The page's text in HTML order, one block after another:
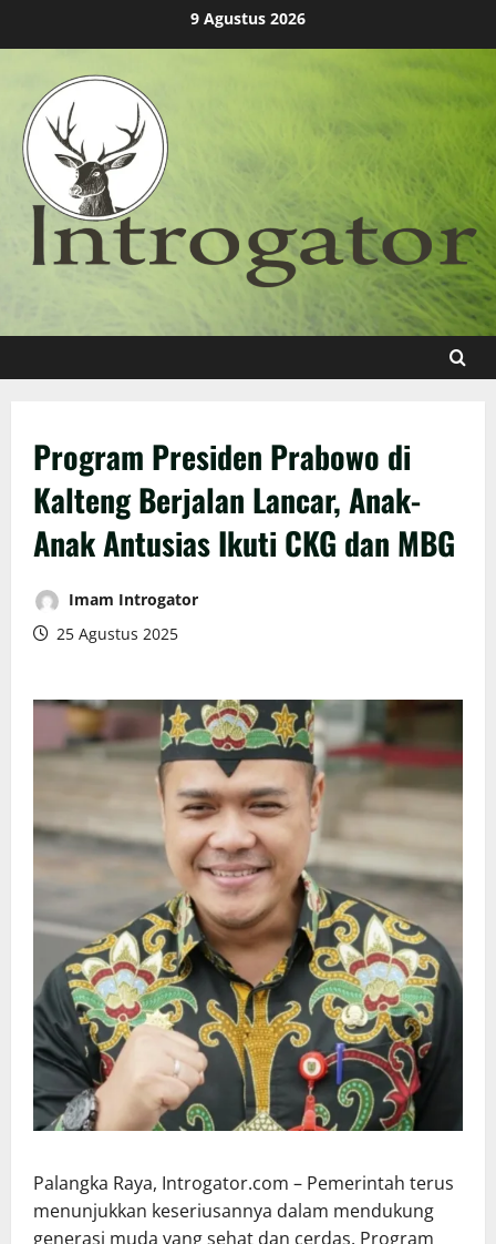
9 Agustus 2026
Program Presiden Prabowo di
Kalteng Berjalan Lancar, Anak-
Anak Antusias Ikuti CKG dan MBG
Imam Introgator
25 Agustus 2025
Palangka Raya, Introgator.com – Pemerintah terus
menunjukkan keseriusannya dalam mendukung
generasi muda yang sehat dan cerdas. Program